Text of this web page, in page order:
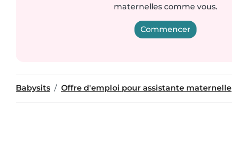
maternelles comme vous.
Commencer
Babysits Offre d'emploi pour assistante maternelle